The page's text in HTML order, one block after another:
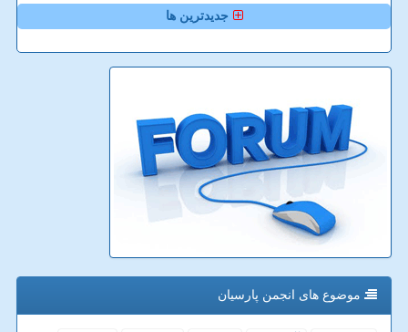
جدیدترین ها
موضوع های انجمن پارسیان